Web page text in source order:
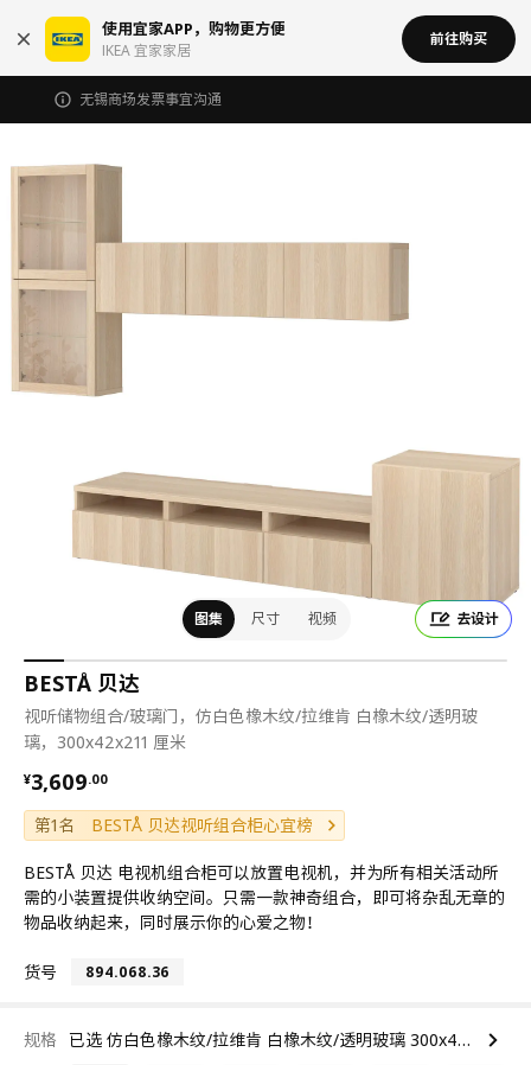
使用宜家APP，购物更方便
IKEA 宜家家居
前往购买
无锡商场发票事宜沟通
去设计
图集 尺寸 视频
BESTÅ 贝达
视听储物组合/玻璃门，仿白色橡木纹/拉维肯 白橡木纹/透明玻
璃，300x42x211 厘米
¥3,609.00
¥ 3609.00
第1名 BESTÅ 贝达视听组合柜心宜榜
BESTÅ 贝达 电视机组合柜可以放置电视机，并为所有相关活动所
需的小装置提供收纳空间。只需一款神奇组合，即可将杂乱无章的
物品收纳起来，同时展示你的心爱之物！
货号 894.068.36
规格 已选 仿白色橡木纹/拉维肯 白橡木纹/透明玻璃 300x42x211 厘米